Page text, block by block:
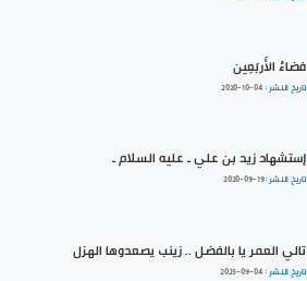
فضاءُ الأَربَعِين
تاريخ النشر : 2020-10-04
إستشهاد زيد بن علي ـ عليه السلام ـ
تاريخ النشر :2020-09-19
تالي العمر يا بالفضل .. زينب يصعدوها الهزل
تاريخ النشر : 2023-09-04